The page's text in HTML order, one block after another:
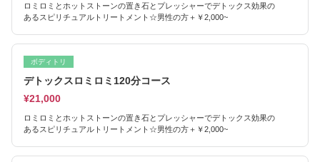
ロミロミとホットストーンの置き石とプレッシャーでデトックス効果の
あるスピリチュアルトリートメント☆男性の方＋￥2,000~
ボディトリ
デトックスロミロミ120分コース
¥21,000
ロミロミとホットストーンの置き石とプレッシャーでデトックス効果の
あるスピリチュアルトリートメント☆男性の方＋￥2,000~